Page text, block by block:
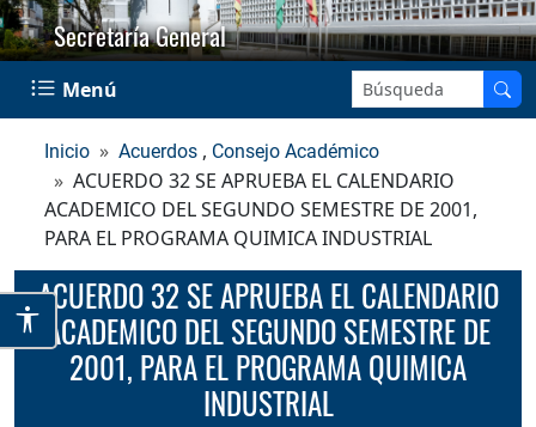
Secretaría General
Menú Buscar en el sitio:
Inicio Acuerdos , Consejo Académico
ACUERDO 32 SE APRUEBA EL CALENDARIO
ACADEMICO DEL SEGUNDO SEMESTRE DE 2001,
PARA EL PROGRAMA QUIMICA INDUSTRIAL
ACUERDO 32 SE APRUEBA EL CALENDARIO
ACADEMICO DEL SEGUNDO SEMESTRE DE
2001, PARA EL PROGRAMA QUIMICA
INDUSTRIAL